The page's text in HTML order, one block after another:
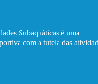
Subaquáticas é uma
com a tutela das